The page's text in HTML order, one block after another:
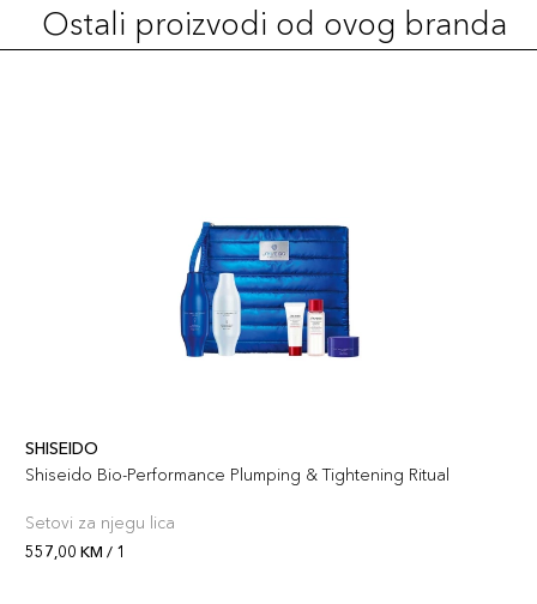
Ostali proizvodi od ovog branda
SHISEIDO
Shiseido Bio-Performance Plumping & Tightening Ritual
Setovi za njegu lica
557,00 KM / 1